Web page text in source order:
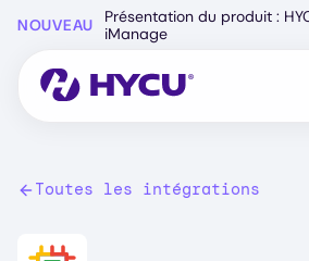
content
NOUVEAU
Présentation du produit :
iManage
Toutes les intégrations
Image